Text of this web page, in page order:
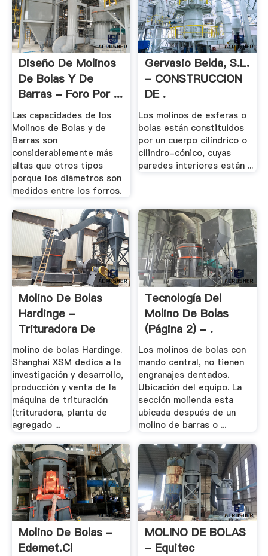
Diseño De Molinos
De Bolas Y De
Barras - Foro Por ...
Las capacidades de los
Molinos de Bolas y de
Barras son
considerablemente más
altas que otros tipos
porque los diámetros son
medidos entre los forros.
Gervasio Belda, S.L.
- CONSTRUCCION
DE .
Los molinos de esferas o
bolas están constituidos
por un cuerpo cilíndrico o
cilindro-cónico, cuyas
paredes interiores están ...
Molino De Bolas
Hardinge -
Trituradora De
Cono
molino de bolas Hardinge.
Shanghai XSM dedica a la
investigación y desarrollo,
producción y venta de la
máquina de trituración
(trituradora, planta de
agregado ...
Tecnología Del
Molino De Bolas
(página 2) - .
Los molinos de bolas con
mando central, no tienen
engranajes dentados.
Ubicación del equipo. La
sección molienda esta
ubicada después de un
molino de barras o ...
Molino De Bolas -
Edemet.cl
MOLINO DE BOLAS
- Equitec